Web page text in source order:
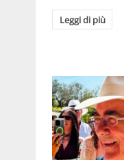
Leggi di più